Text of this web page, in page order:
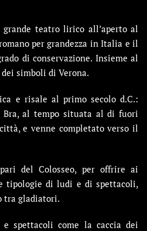
grande teatro lirico all’aperto al
per grandezza in Italia e il
di conservazione. Insieme al
simboli di Verona.
e risale al primo secolo d.C.:
Bra, al tempo situata al di fuori
e venne completato verso il
del Colosseo, per offrire ai
tipologie di ludi e di spettacoli,
tra gladiatori.
spettacoli come la caccia dei